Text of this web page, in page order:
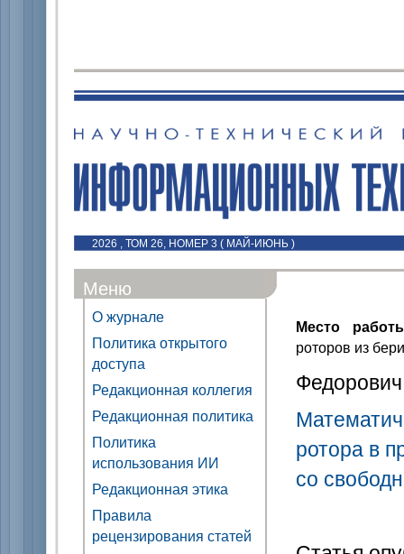
2026 , ТОМ 26, НОМЕР 3 ( МАЙ-ИЮНЬ )
Меню
О журнале
Политика открытого
доступа
Редакционная коллегия
Редакционная политика
Политика
использования ИИ
Редакционная этика
Правила
рецензирования статей
Место
роторов из
ротора в
со